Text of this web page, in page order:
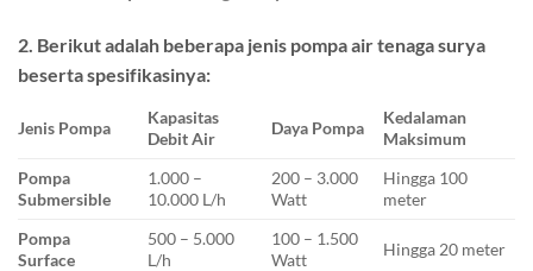
2. Berikut adalah beberapa jenis pompa air tenaga surya
beserta spesifikasinya:
Jenis Pompa
Kapasitas
Debit Air
Daya Pompa
Kedalaman
Maksimum
Pompa
Submersible
1.000 –
10.000 L/h
200 – 3.000
Watt
Hingga 100
meter
Pompa
Surface
500 – 5.000
L/h
100 – 1.500
Watt
Hingga 20 meter